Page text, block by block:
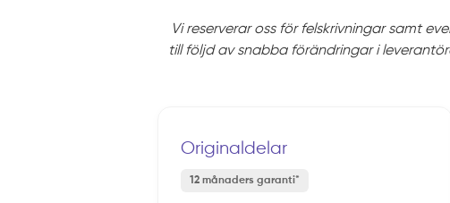
Vi reserverar oss för felskrivningar samt
till följd av snabba förändringar i
Originaldelar
12 månaders garanti*